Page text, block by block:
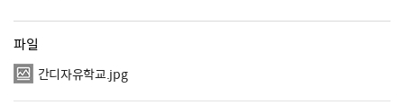
파일
간디자유학교.jpg